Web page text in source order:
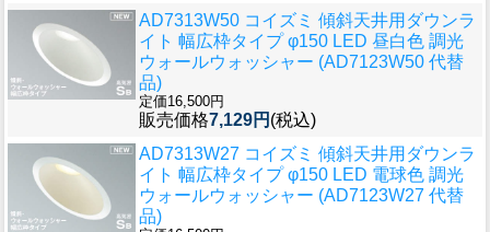
AD7313W50 コイズミ 傾斜天井用ダウンラ
イト 幅広枠タイプ φ150 LED 昼白色 調光
ウォールウォッシャー (AD7123W50 代替
品)
定価16,500円
販売価格7,129円 (税込)
AD7313W27 コイズミ 傾斜天井用ダウンラ
イト 幅広枠タイプ φ150 LED 電球色 調光
ウォールウォッシャー (AD7123W27 代替
品)